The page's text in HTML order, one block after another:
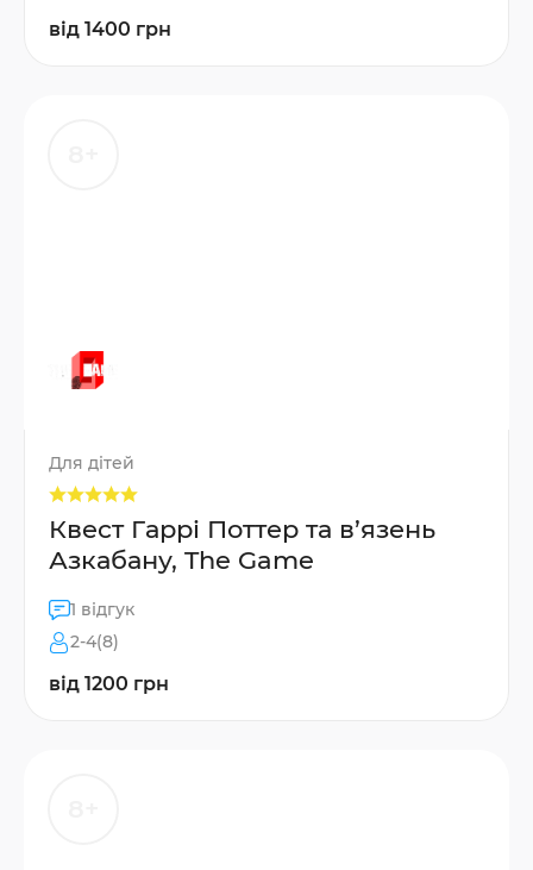
від 1400 грн
Для дітей
Квест Гаррі Поттер та в’язень
Азкабану, The Game
1 відгук
2-4(8)
від 1200 грн